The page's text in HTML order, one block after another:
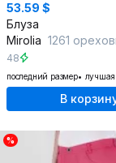
53.59 $
Блуза
Mirolia 1261
48
последний размер лучшая
В
%